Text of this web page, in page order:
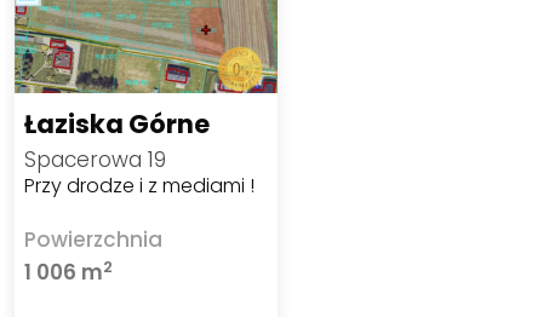
Łaziska Górne
Spacerowa 19
Przy drodze i z mediami !
Powierzchnia
1 006 m2